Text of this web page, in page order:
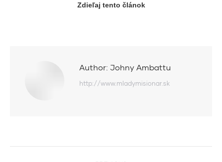
Zdieľaj tento článok
Author: Johny Ambattu
http://www.mladymisionar.sk